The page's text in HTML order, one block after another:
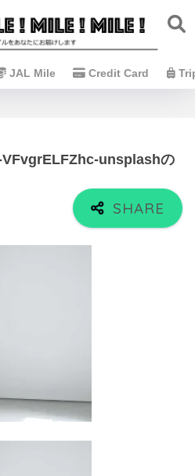
JAL Mile Credit Card
unsplashの